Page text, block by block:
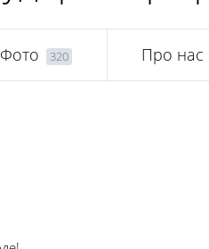
Фото 320 Про нас